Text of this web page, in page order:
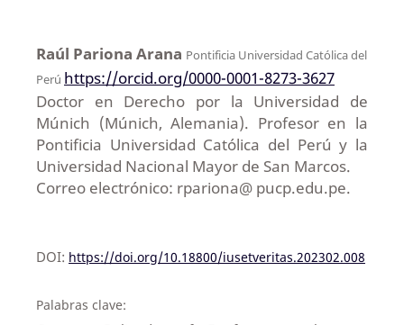
Raúl Pariona Arana Pontificia Universidad Católica del
Perú https://orcid.org/0000-0001-8273-3627
Doctor en Derecho por la Universidad de
Múnich (Múnich, Alemania). Profesor en la
Pontificia Universidad Católica del Perú y la
Universidad Nacional Mayor de San Marcos.
Correo electrónico: rpariona@ pucp.edu.pe.
DOI: https://doi.org/10.18800/iusetveritas.202302.008
Palabras clave: